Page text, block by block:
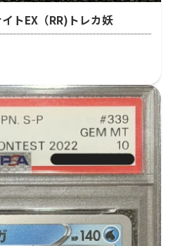
トEX（RR)トレカ妖